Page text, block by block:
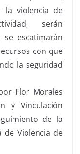
la violencia de
serán
escatimarán
con que
la seguridad
Flor Morales
y Vinculación
de la
de Violencia de